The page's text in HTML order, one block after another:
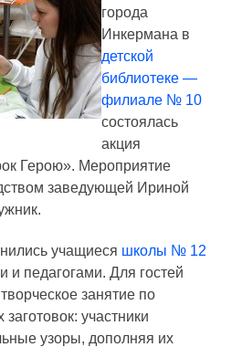
города
Инкермана в
детской
библиотеке —
филиале № 10
состоялась
акция
Герою». Мероприятие
заведующей Ириной
учащиеся школы № 12
и педагогами. Для гостей
занятие по
участники
узоры, дополняя их